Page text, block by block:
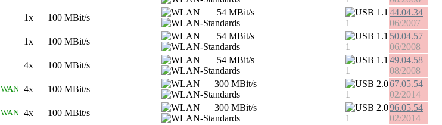
1x 100 MBit/s
54 MBit/s
1.1
1
44.04.34
06/2007
1x 100 MBit/s
54 MBit/s
1.1
1
50.04.57
06/2008
4x 100 MBit/s
54 MBit/s
1.1
1
49.04.58
08/2008
WAN 4x 100 MBit/s
300 MBit/s
2.0
1
67.05.54
02/2014
WAN 4x 100 MBit/s
300 MBit/s
2.0
1
96.05.54
02/2014